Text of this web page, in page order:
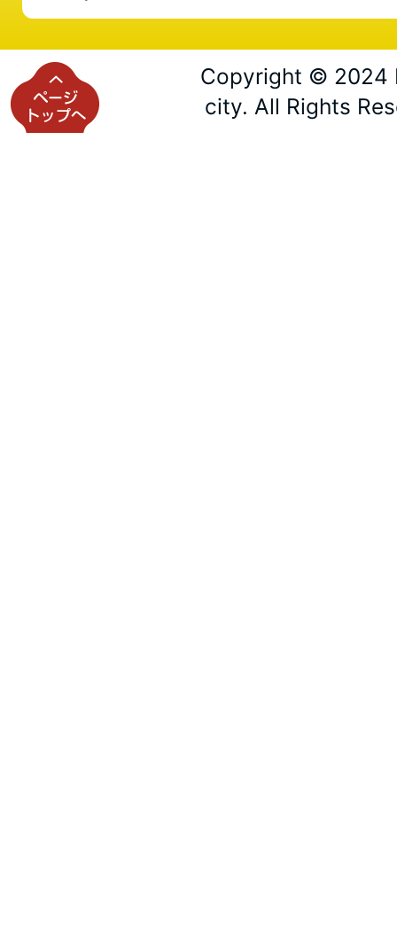
Copyright © 2024
city. All Rights